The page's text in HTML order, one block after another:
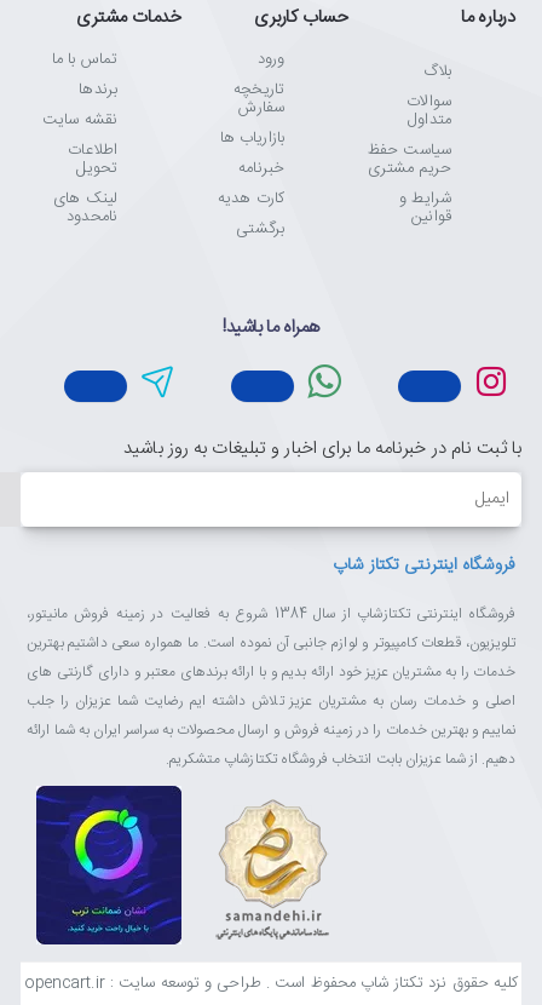
درباره ما
بلاگ
سوالات
متداول
سیاست حفظ
حریم مشتری
شرایط و
قوانین
حساب کاربری
ورود
تاریخچه
سفارش
بازاریاب ها
خبرنامه
کارت هدیه
برگشتی
خدمات مشتری
تماس با ما
برندها
نقشه سایت
اطلاعات
تحویل
لینک های
نامحدود
همراه ما باشید!
با ثبت نام در خبرنامه ما برای اخبار و تبلیغات به روز باشید
ایمیل
فروشگاه اینترنتی تکتاز شاپ
فروشگاه اینترنتی تکتازشاپ از سال 1384 شروع به فعالیت در زمینه فروش مانیتور،
تلویزیون، قطعات کامپیوتر و لوازم جانبی آن نموده است. ما همواره سعی داشتیم بهترین
خدمات را به مشتریان عزیز خود ارائه بدیم و با ارائه برندهای معتبر و دارای گارنتی های
اصلی و خدمات رسان به مشتریان عزیز تلاش داشته ایم رضایت شما عزیزان را جلب
نماییم و بهترین خدمات را در زمینه فروش و ارسال محصولات به سراسر ایران به شما ارائه
دهیم. از شما عزیزان بابت انتخاب فروشگاه تکتازشاپ متشکریم.
کلیه حقوق نزد تکتاز شاپ محفوظ است . طراحی و توسعه سایت : opencart.ir